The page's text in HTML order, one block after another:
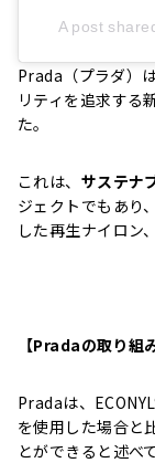
A post
Prada（プラダ）
リティを追求する
た。
これは、 サステナ
ジェクトでもあり
した再生ナイロン、
【Pradaの取り組
Pradaは、
を使用した場合と
とができると述べ